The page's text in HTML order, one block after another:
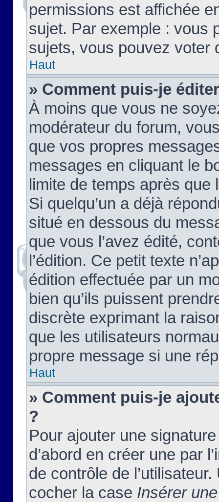
permissions est affichée
sujet. Par exemple : vous
sujets, vous pouvez voter
Haut
» Comment puis-je
À moins que vous ne
modérateur du forum,
que vos propres
messages en cliquant le
limite de temps après que
Si quelqu’un a déjà
situé en dessous du
que vous l’avez édité,
l’édition. Ce petit texte
édition effectuée par un
bien qu’ils puissent
discrète exprimant la
que les utilisateurs
propre message si une
Haut
» Comment puis-je
?
Pour ajouter une
d’abord en créer une par
de contrôle de
cocher la case Insérer